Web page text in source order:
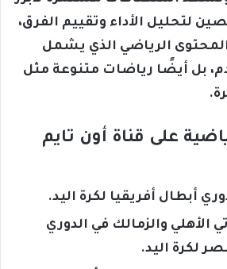
لتحليل الأداء وتقييم الفرق،
المحتوى الرياضي الذي يشمل
بل أيضًا رياضات متنوعة مثل
على قناة أون تايم
أبطال أفريقيا لكرة اليد.
الأهلي والزمالك في الدوري
لكرة اليد.